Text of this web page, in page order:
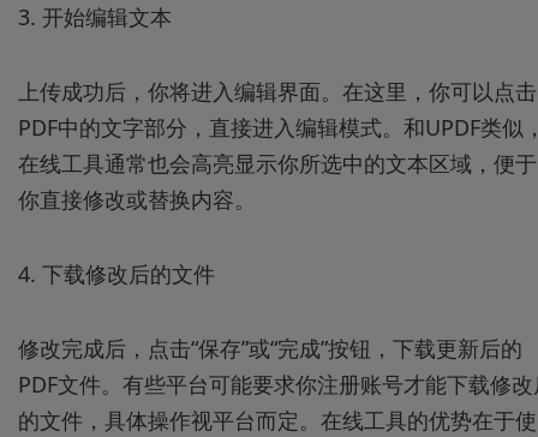
3. 开始编辑文本
上传成功后，你将进入编辑界面。在这里，你可以点击
PDF中的文字部分，直接进入编辑模式。和UPDF类似
在线工具通常也会高亮显示你所选中的文本区域，便于
你直接修改或替换内容。
4. 下载修改后的文件
修改完成后，点击“保存”或“完成”按钮，下载更新后的
PDF文件。有些平台可能要求你注册账号才能下载修
的文件，具体操作视平台而定。在线工具的优势在于使